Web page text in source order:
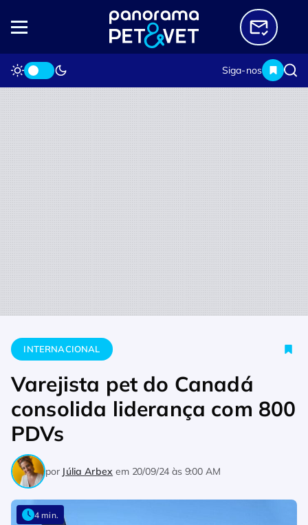
Siga-nos
Home Internacional Varejista pet do Canadá consolida
INTERNACIONAL
Varejista pet do Canadá
consolida liderança com 800
PDVs
por Júlia Arbex em 20/09/24 às 9:00 AM
4 min.